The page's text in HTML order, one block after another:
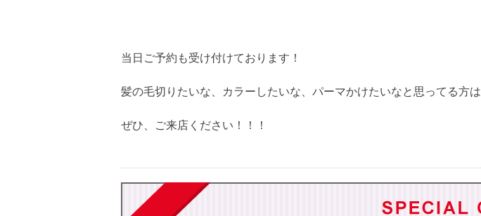
当日ご予約も受け付けております！
髪の毛切りたいな、カラーしたいな、パーマかけたいなと思ってる方は
ぜひ、ご来店ください！！！